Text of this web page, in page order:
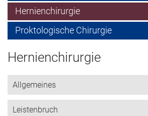
Hernienchirurgie
Proktologische Chirurgie
Hernienchirurgie
Allgemeines
Leistenbruch